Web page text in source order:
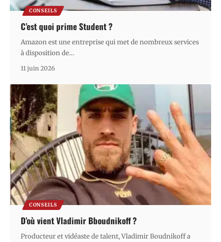
CONSEILS
C’est quoi prime Student ?
Amazon est une entreprise qui met de nombreux services
à disposition de…
11 juin 2026
CONSEILS
D’où vient Vladimir Bboudnikoff ?
Producteur et vidéaste de talent, Vladimir Boudnikoff a